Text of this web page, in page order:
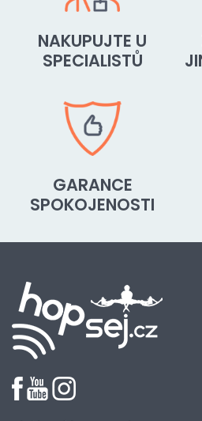
NAKUPUJTE U
SPECIALISTŮ
GARANCE
SPOKOJENOSTI